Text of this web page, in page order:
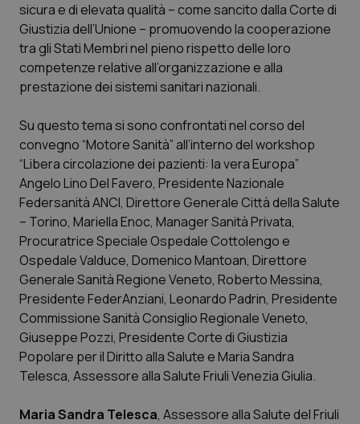
Calabria
Campania
Friuli Venezia Giulia
Lazio
Liguria
Lombardia
Marche
Molise
Asma & BPCO
Car-T
Dermatite Atopica
Diabete & glucometri
Disturbi dell’umore
Dolore
Donna & Salute
Epatiti
sicura e di elevata qualità – come sancito dalla Corte di
Giustizia dell’Unione – promuovendo la cooperazione
tra gli Stati Membri nel pieno rispetto delle loro
competenze relative all’organizzazione e alla
prestazione dei sistemi sanitari nazionali.
Su questo tema si sono confrontati nel corso del
convegno “Motore Sanità” all’interno del workshop
“Libera circolazione dei pazienti: la vera Europa”
Angelo Lino Del Favero, Presidente Nazionale
Federsanità ANCI, Direttore Generale Città della Salute
– Torino, Mariella Enoc, Manager Sanità Privata,
Procuratrice Speciale Ospedale Cottolengo e
Ospedale Valduce, Domenico Mantoan, Direttore
Generale Sanità Regione Veneto, Roberto Messina,
Presidente FederAnziani, Leonardo Padrin, Presidente
Commissione Sanità Consiglio Regionale Veneto,
Giuseppe Pozzi, Presidente Corte di Giustizia
Popolare per il Diritto alla Salute e Maria Sandra
Telesca, Assessore alla Salute Friuli Venezia Giulia.
Maria Sandra Telesca, Assessore alla Salute del Friuli